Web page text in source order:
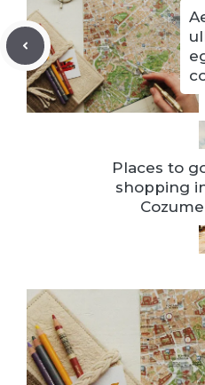
Places to
shopping